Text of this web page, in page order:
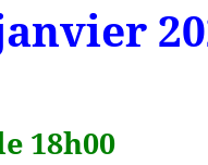
18h00